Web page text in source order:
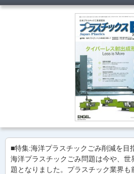
■特集:海洋プラスチックごみ削減を目
海洋プラスチックごみ問題は今や、世
題となりました。プラスチック業界